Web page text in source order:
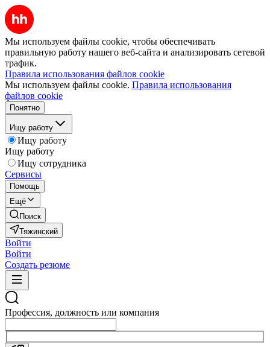
Мы используем файлы cookie, чтобы обеспечивать
правильную работу нашего веб-сайта и анализировать сетевой
трафик.
Правила использования файлов cookie
Мы используем файлы cookie. Правила использования
файлов cookie
Понятно
Ищу работу
Ищу работу
Ищу работу
Ищу сотрудника
Сервисы
Помощь
Ещё
Поиск
Тяжинский
Войти
Войти
Создать резюме
Профессия, должность или компания